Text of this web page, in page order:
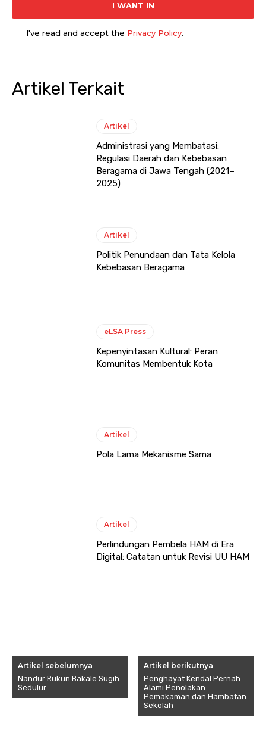
I WANT IN
I've read and accept the Privacy Policy.
Artikel Terkait
Artikel
Administrasi yang Membatasi:
Regulasi Daerah dan Kebebasan
Beragama di Jawa Tengah (2021–
2025)
Artikel
Politik Penundaan dan Tata Kelola
Kebebasan Beragama
eLSA Press
Kepenyintasan Kultural: Peran
Komunitas Membentuk Kota
Artikel
Pola Lama Mekanisme Sama
Artikel
Perlindungan Pembela HAM di Era
Digital: Catatan untuk Revisi UU HAM
Artikel sebelumnya
Nandur Rukun Bakale Sugih
Sedulur
Artikel berikutnya
Penghayat Kendal Pernah
Alami Penolakan
Pemakaman dan Hambatan
Sekolah